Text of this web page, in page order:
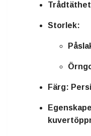
Storlek:
Färg: